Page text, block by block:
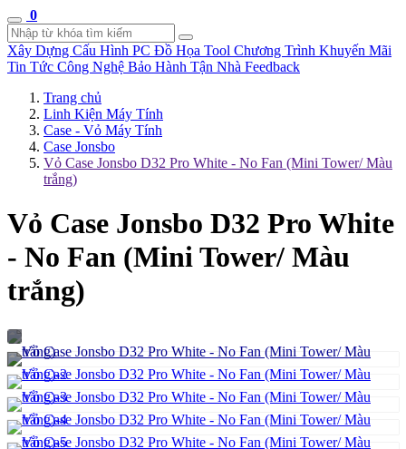
0
Xây Dựng Cấu Hình PC Đồ Họa Tool Chương Trình Khuyến Mãi
Tin Tức Công Nghệ Bảo Hành Tận Nhà Feedback
Trang chủ
Linh Kiện Máy Tính
Case - Vỏ Máy Tính
Case Jonsbo
Vỏ Case Jonsbo D32 Pro White - No Fan (Mini Tower/ Màu
trắng)
Vỏ Case Jonsbo D32 Pro White
- No Fan (Mini Tower/ Màu
trắng)